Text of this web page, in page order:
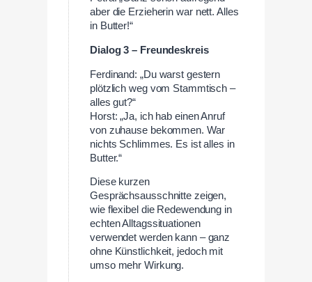
aber die Erzieherin war nett. Alles
in Butter!“
Dialog 3 – Freundeskreis
Ferdinand: „Du warst gestern
plötzlich weg vom Stammtisch –
alles gut?“
Horst: „Ja, ich hab einen Anruf
von zuhause bekommen. War
nichts Schlimmes. Es ist alles in
Butter.“
Diese kurzen
Gesprächsausschnitte zeigen,
wie flexibel die Redewendung in
echten Alltagssituationen
verwendet werden kann – ganz
ohne Künstlichkeit, jedoch mit
umso mehr Wirkung.